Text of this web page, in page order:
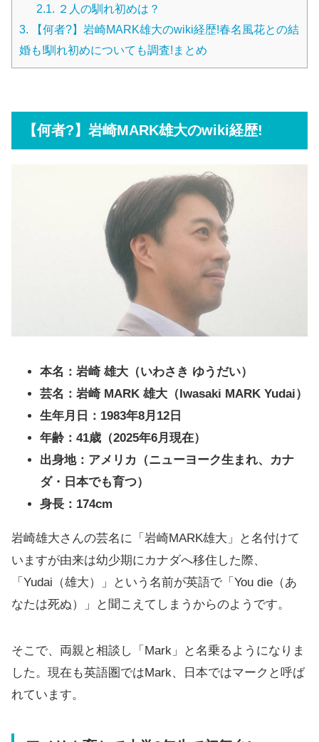
2.1. ２人の馴れ初めは？
3. 【何者?】岩崎MARK雄大のwiki経歴!春名風花との結
婚も!馴れ初めについても調査!まとめ
【何者?】岩崎MARK雄大のwiki経歴!
本名：岩崎 雄大（いわさき ゆうだい）
芸名：岩崎 MARK 雄大（Iwasaki MARK Yudai）
生年月日：1983年8月12日
年齢：41歳（2025年6月現在）
出身地：アメリカ（ニューヨーク生まれ、カナ
ダ・日本でも育つ）
身長：174cm
岩崎雄大さんの芸名に「岩崎MARK雄大」と名付けて
いますが由来は幼少期にカナダへ移住した際、
「Yudai（雄大）」という名前が英語で「You die（あ
なたは死ぬ）」と聞こえてしまうからのようです。
そこで、両親と相談し「Mark」と名乗るようになりま
した。現在も英語圏ではMark、日本ではマークと呼ば
れています。